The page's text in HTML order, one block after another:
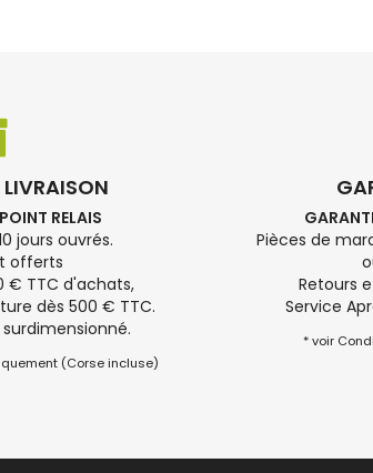
RELAIS
jours ouvrés.
offerts
€ TTC d'achats,
dès 500 € TTC.
(Corse incluse)
Pièces de
Retours
Service
* voir